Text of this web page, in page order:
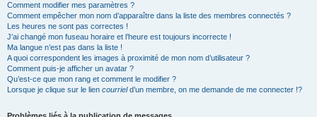
Comment modifier mes paramètres ?
Comment empêcher mon nom d’apparaître dans la liste des membres connectés ?
Les heures ne sont pas correctes !
J’ai changé mon fuseau horaire et l’heure est toujours incorrecte !
Ma langue n’est pas dans la liste !
A quoi correspondent les images à proximité de mon nom d’utilisateur ?
Comment puis-je afficher un avatar ?
Qu’est-ce que mon rang et comment le modifier ?
Lorsque je clique sur le lien courrield’un membre, on me demande de me connecter !?